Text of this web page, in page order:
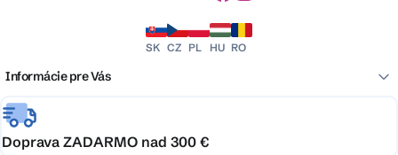
SK CZ PL HU RO
Informácie pre Vás
Doprava ZADARMO nad 300 €